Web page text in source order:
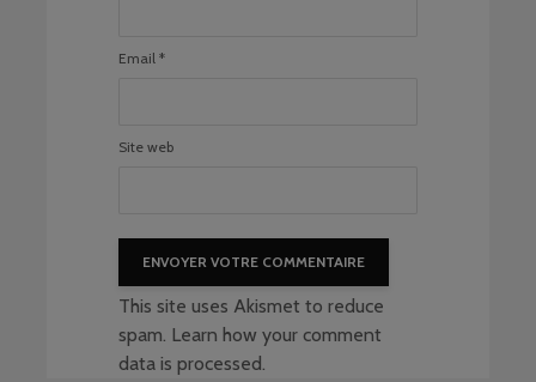
Email *
Site web
This site uses Akismet to reduce
spam. Learn how your comment
data is processed.